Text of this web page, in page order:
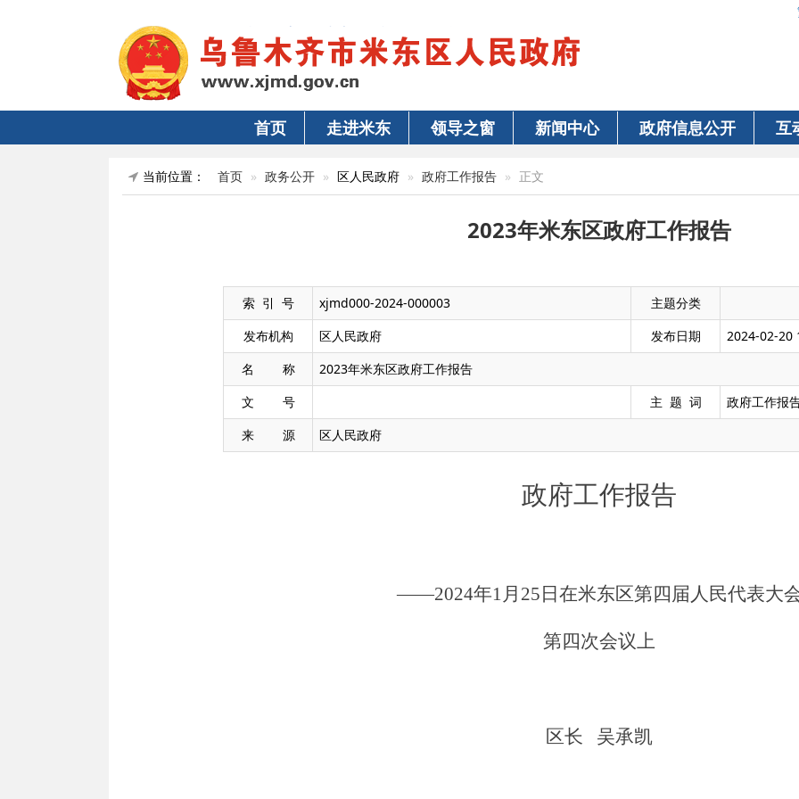
首页 走进米东 领导之窗 新闻中心 政府信息公开 互
当前位置： 首页 政务公开 区人民政府 政府工作报告 正文
2023年米东区政府工作报告
索 引 号 xjmd000-2024-000003
主题分类
发布机构
区人民政府 发布日期
2024-02-20
名 称
2023年米东区政府工作报告
文 号
主 题 词
政府工作报
来 源
区人民政府
政府工作报告
——2024年1月 25 日在米东区第四届人民代表大
第四次会议上
区长 吴承凯